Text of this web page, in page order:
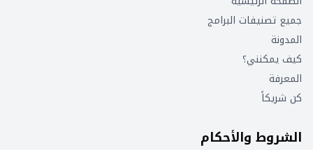
جميع تصنيفات البرامج
المدونة
كيف يمكنني؟
المعرفة
كن شريكاً
الشروط والأحكام